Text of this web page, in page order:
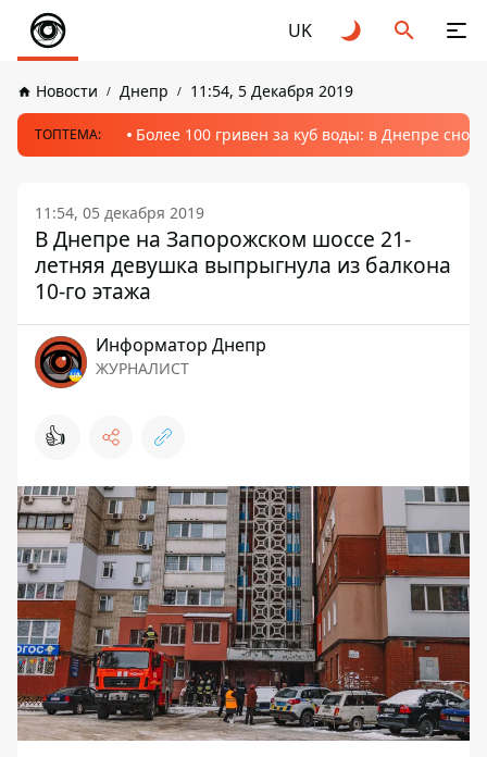
UK
Новости Днепр 11:54, 5 Декабря 2019
ТОПТЕМА: Более 100 гривен за куб воды: в Днепре
11:54, 05 декабря 2019
В Днепре на Запорожском шоссе 21-
летняя девушка выпрыгнула из балкона
10-го этажа
Информатор Днепр
ЖУРНАЛИСТ
👍